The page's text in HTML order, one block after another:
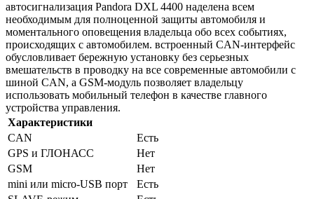
автосигнализация Pandora DXL 4400 наделена всем
необходимым для полноценной защиты автомобиля и
моментального оповещения владельца обо всех событиях,
происходящих с автомобилем. встроенный CAN-интерфейс
обусловливает бережную установку без серьезных
вмешательств в проводку на все современные автомобили с
шиной CAN, а GSM-модуль позволяет владельцу
использовать мобильный телефон в качестве главного
устройства управления.
Характеристики
CAN
Есть
GPS и ГЛОНАСС
Нет
GSM
Нет
mini или micro-USB порт
Есть